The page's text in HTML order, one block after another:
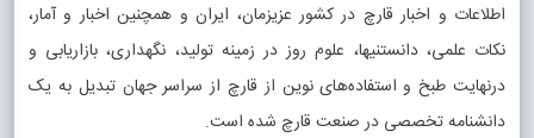
اطلاعات و اخبار قارچ در کشور عزیزمان، ایران و همچنین اخبار و آمار،
نکات علمی، دانستنیها، علوم روز در زمینه تولید، نگهداری، بازاریابی و
درنهایت طبخ و استفاده‌های نوین از قارچ از سراسر جهان تبدیل به یک
دانشنامه تخصصی در صنعت قارچ شده است.